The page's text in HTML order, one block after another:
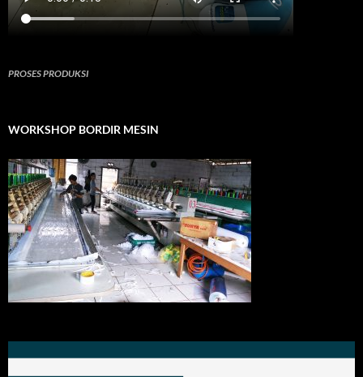
PROSES PRODUKSI
WORKSHOP BORDIR MESIN